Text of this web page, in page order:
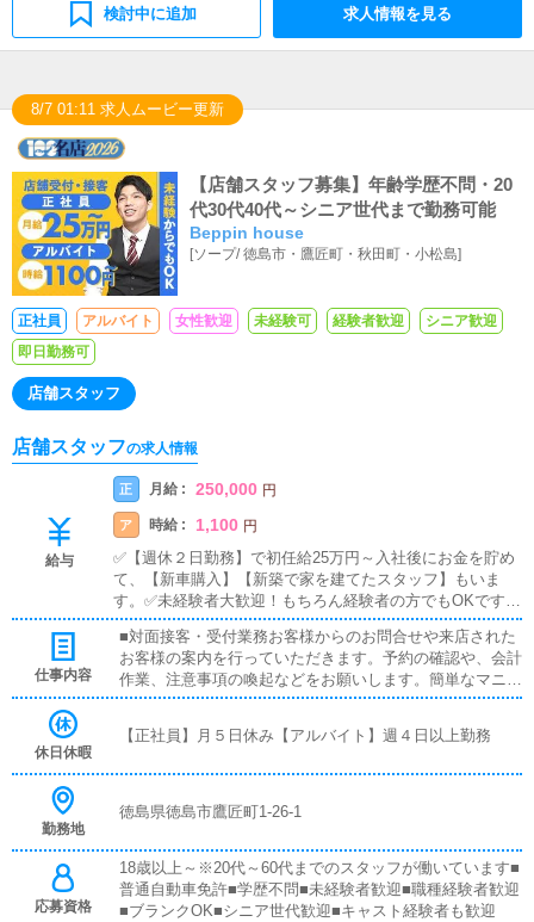
検討中に追加 求人情報を見る
8/7 01:11 求人ムービー更新
【店舗スタッフ募集】年齢学歴不問・20
代30代40代～シニア世代まで勤務可能
Beppin house
[ソープ/徳島市・鷹匠町・秋田町・小松島]
正社員 アルバイト 女性歓迎 未経験可 経験者歓迎
シニア歓迎
即日勤務可
店舗スタッフ
店舗スタッフの求人情報
給与
正 月給 : 250,000 円
ア 時給 : 1,100 円
✅【週休２日勤務】で初任給25万円～入社後にお金を貯め
て、【新車購入】【新築で家を建てたスタッフ】もいま
す。✅未経験者大歓迎！もちろん経験者の方でもOKです。
✅有給休暇制度あり！家庭がある方や、プライベート重視
の方も安心の就業制度です《店舗スタッフ》(未経験者様大
歓迎)[社]：月給25万円～(経験は考慮他未経験者は３ヶ月の
試用期間あり)[ア]：時給1,100円～（試用期間あり）■試用
仕事内容
■対面接客・受付業務お客様からのお問合せや来店された
お客様の案内を行っていただきます。予約の確認や、会計
作業、注意事項の喚起などをお願いします。簡単なマニュ
アルや、先輩スタッフに付いて業務内容を見ながら徐々に
す。■PC更新業務ヘブンネットなど、ポータルサイト等の
はボタンを押すだけや、ブログの更新時に簡単に文字が入
きます。■清掃・備品管理お客様やキャストの方に快適に
お過ごしいただくため、店内の清掃や備品の管理・補充を
行っていただきます。
休日休暇
【正社員】月５日休み【アルバイト】週４日以上勤務
勤務地
徳島県徳島市鷹匠町1-26-1
応募資格
18歳以上～※20代～60代までのスタッフが働いています■
普通自動車免許■学歴不問■未経験者歓迎■職種経験者歓迎
■ブランクOK■シニア世代歓迎■キャスト経験者も歓迎